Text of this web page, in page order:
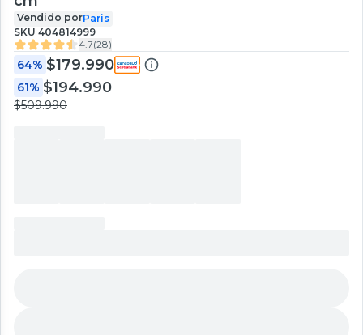
Vendido porParis
SKU 404814999
4.7(28)
64% $179.990
61% $194.990
$509.990